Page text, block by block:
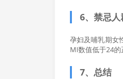
6、禁忌人
孕妇及哺乳期女
MI数值低于24的
7、总结